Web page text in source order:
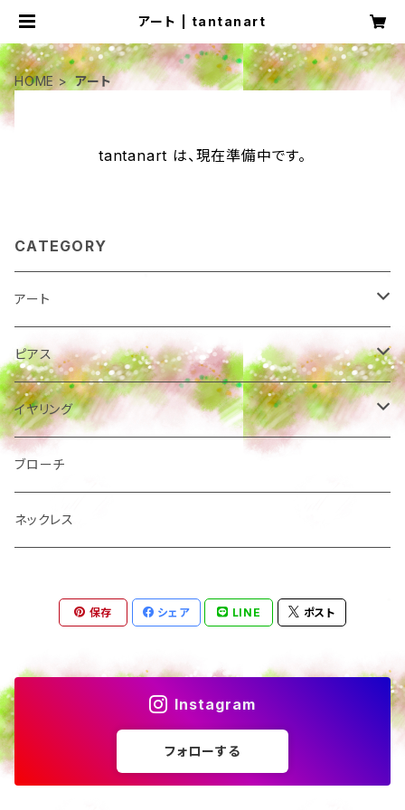
アート | tantanart
HOME アート
tantanart は、現在準備中です。
CATEGORY
アート
カード
絵本
ピアス
サージカルステンレス
樹脂ポスト
イヤリング
樹脂ポストイヤリング
ネジ式 板バネイヤリング
ブローチ
ネックレス
保存 シェア LINE ポスト
Instagram
フォローする